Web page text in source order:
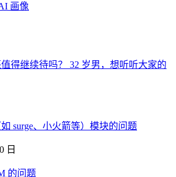
画像
得继续待吗？ 32 岁男，想听听大家的
surge、小火箭等）模块的问题
日
的问题